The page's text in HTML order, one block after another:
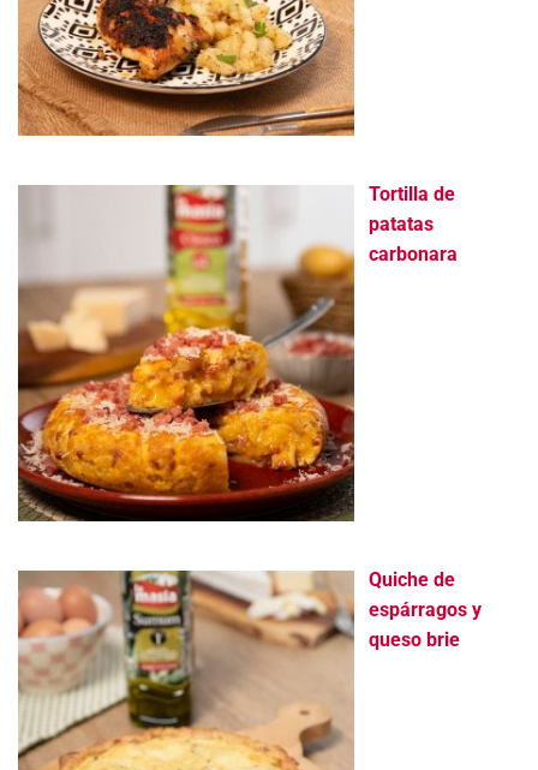
Tortilla de
patatas
carbonara
Quiche de
espárragos y
queso brie